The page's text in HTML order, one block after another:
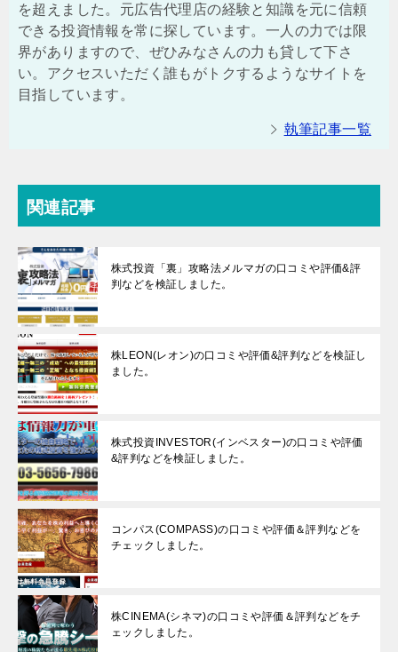
を超えました。元広告代理店の経験と知識を元に信頼
できる投資情報を常に探しています。一人の力では限
界がありますので、ぜひみなさんの力も貸して下さ
い。アクセスいただく誰もがトクするようなサイトを
目指しています。
執筆記事一覧
関連記事
株式投資「裏」攻略法メルマガの口コミや評価&評
判などを検証しました。
株LEON(レオン)の口コミや評価&評判などを検証し
ました。
株式投資INVESTOR(インベスター)の口コミや評価
&評判などを検証しました。
コンパス(COMPASS)の口コミや評価＆評判などを
チェックしました。
株CINEMA(シネマ)の口コミや評価＆評判などをチ
ェックしました。